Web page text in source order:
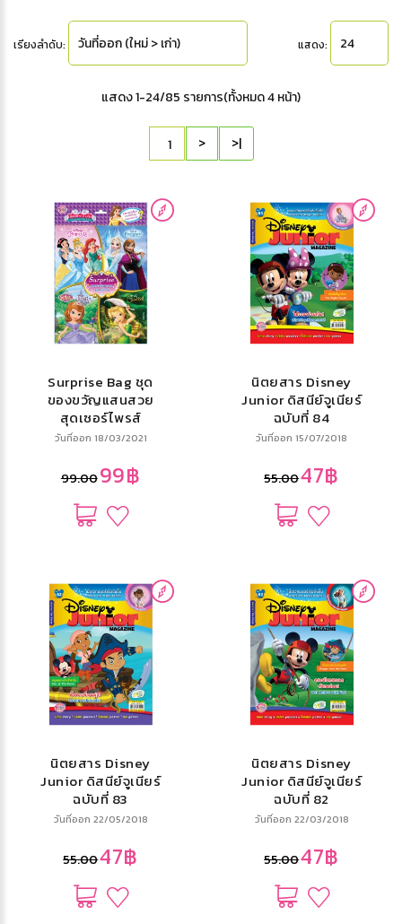
เรียงลำดับ: แสดง:
แสดง 1-24/85 รายการ(ทั้งหมด 4 หน้า)
> >|
Surprise Bag ชุด
ของขวัญแสนสวย
สุดเซอร์ไพรส์
วันที่ออก 18/03/2021
99.0099฿
นิตยสาร Disney
Junior ดิสนีย์จูเนียร์
ฉบับที่ 84
วันที่ออก 15/07/2018
55.0047฿
นิตยสาร Disney
Junior ดิสนีย์จูเนียร์
ฉบับที่ 83
วันที่ออก 22/05/2018
55.0047฿
นิตยสาร Disney
Junior ดิสนีย์จูเนียร์
ฉบับที่ 82
วันที่ออก 22/03/2018
55.0047฿